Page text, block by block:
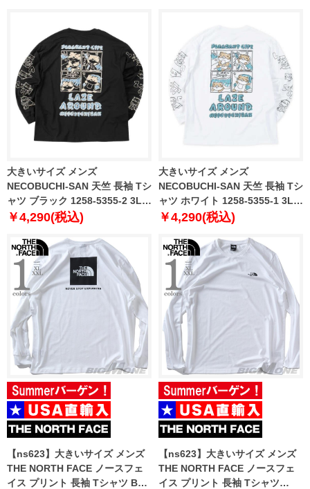
大きいサイズ メンズ
NECOBUCHI-SAN 天竺 長袖 Tシ
ャツ ブラック 1258-5355-2 3L
4L 5L 6L 8L
￥4,290(税込)
大きいサイズ メンズ
NECOBUCHI-SAN 天竺 長袖 Tシ
ャツ ホワイト 1258-5355-1 3L
4L 5L 6L 8L
￥4,290(税込)
【ns623】大きいサイズ メンズ
THE NORTH FACE ノースフェ
イス プリント 長袖 Tシャツ BOX
【ns623】大きいサイズ メンズ
THE NORTH FACE ノースフェ
イス プリント 長袖 Tシャツ